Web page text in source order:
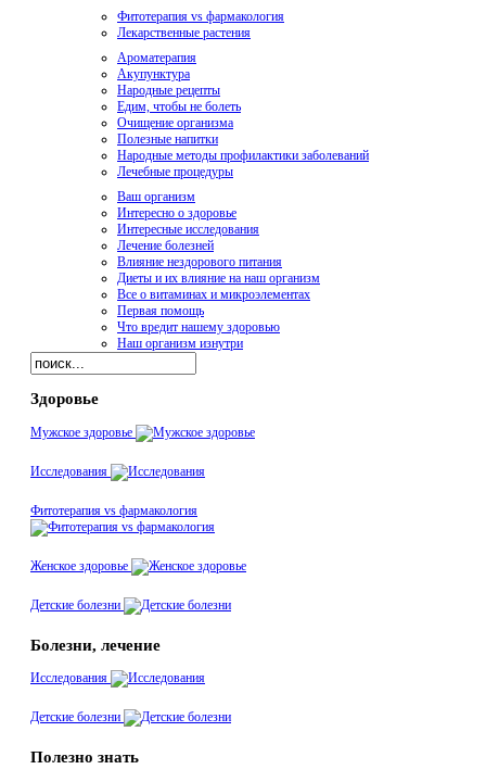
Фитотерапия vs фармакология
Лекарственные растения
Ароматерапия
Акупунктура
Народные рецепты
Едим, чтобы не болеть
Очищение организма
Полезные напитки
Народные методы профилактики заболеваний
Лечебные процедуры
Ваш организм
Интересно о здоровье
Интересные исследования
Лечение болезней
Влияние нездорового питания
Диеты и их влияние на наш организм
Все о витаминах и микроэлементах
Первая помощь
Что вредит нашему здоровью
Наш организм изнутри
Здоровье
Мужское здоровье
Исследования
Фитотерапия vs фармакология
Женское здоровье
Детские болезни
Болезни, лечение
Исследования
Детские болезни
Полезно знать